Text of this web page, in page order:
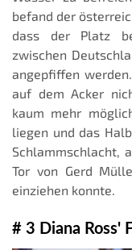
befand der
dass der Platz
zwischen
angepfiffen
auf dem Acker
kaum mehr
liegen und das
Schlammschlacht,
Tor von Gerd
einziehen konnte.
# 3 Diana Ross'